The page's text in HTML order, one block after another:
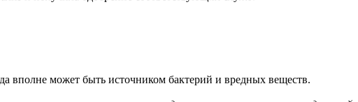
вполне может быть источником бактерий и вредных веществ.